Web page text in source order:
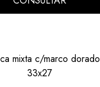
mixta c/marco dorado
33x27